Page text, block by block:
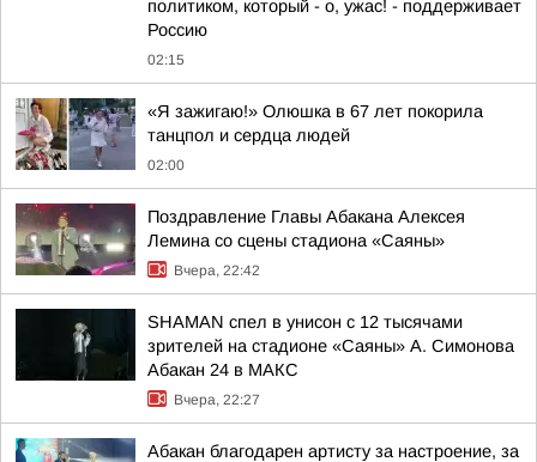
политиком, который - о, ужас! - поддерживает
Россию
02:15
«Я зажигаю!» Олюшка в 67 лет покорила
танцпол и сердца людей
02:00
Поздравление Главы Абакана Алексея
Лемина со сцены стадиона «Саяны»
Вчера, 22:42
SHAMAN спел в унисон с 12 тысячами
зрителей на стадионе «Саяны» А. Симонова
Абакан 24 в МАКС
Вчера, 22:27
Абакан благодарен артисту за настроение, за